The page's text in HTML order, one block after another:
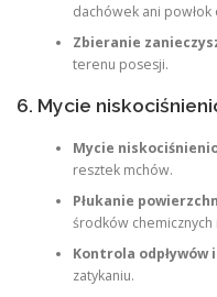
dachówek ani powłok
Zbieranie
terenu posesji.
6. Mycie
Mycie
resztek mchów.
Płukanie
środków chemicznych
Kontrola odpływów
zatykaniu.